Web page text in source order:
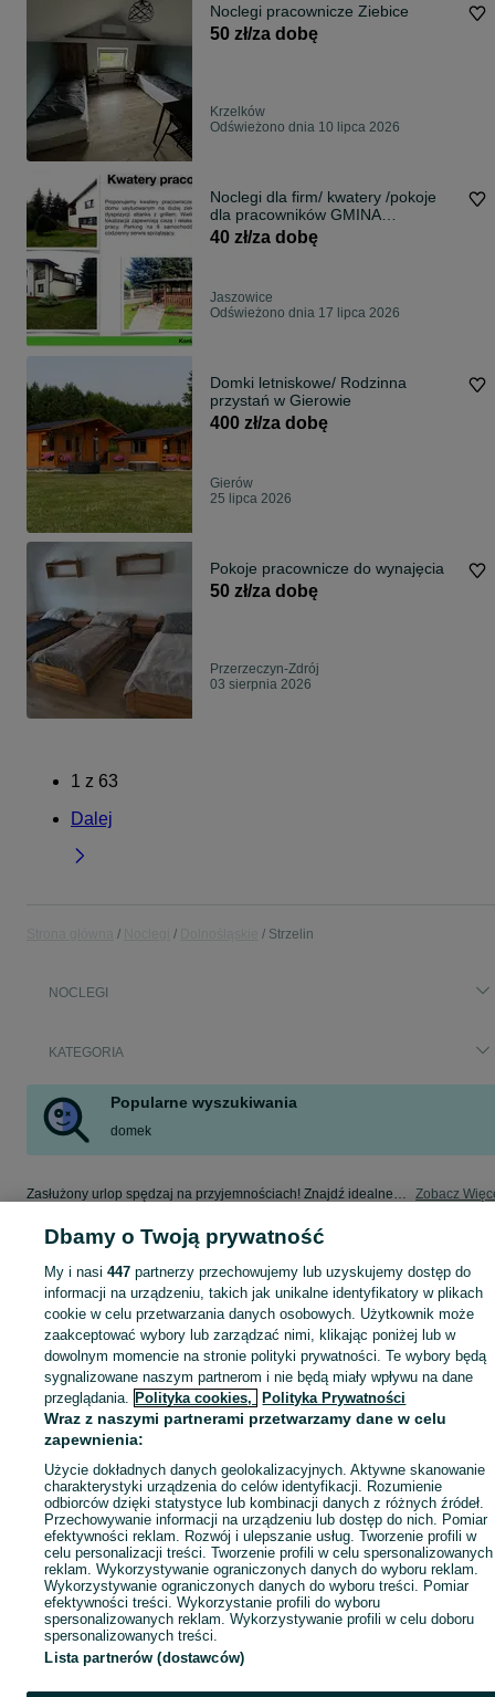
Noclegi pracownicze Ziebice
50 zł/za dobę
Krzelków
Odświeżono dnia 10 lipca 2026
Noclegi dla firm/ kwatery /pokoje
dla pracowników GMINA
KOBIERZYCE
40 zł/za dobę
Jaszowice
Odświeżono dnia 17 lipca 2026
Domki letniskowe/ Rodzinna
przystań w Gierowie
400 zł/za dobę
Gierów
25 lipca 2026
Pokoje pracownicze do wynajęcia
50 zł/za dobę
Przerzeczyn-Zdrój
03 sierpnia 2026
1 z 63
Dalej
Strzelin
NOCLEGI
KATEGORIA
Popularne wyszukiwania
domek
Zasłużony urlop spędzaj na przyjemnościach! Znajdź idealne miejsce na wypoczynek w kategorii Noclegi na OLX - Strzelin i okolice! Zobacz
Mapa kategorii
Mapa miejscowości
Mapa ministron
Popularne wyszukiwania
Dbamy o Twoją prywatność
My i nasi447 partnerzy przechowujemy lub uzyskujemy dostęp do
informacji na urządzeniu, takich jak unikalne identyfikatory w plikach
cookie w celu przetwarzania danych osobowych. Użytkownik może
zaakceptować wybory lub zarządzać nimi, klikając poniżej lub w
dowolnym momencie na stronie polityki prywatności. Te wybory będą
sygnalizowane naszym partnerom i nie będą miały wpływu na dane
przeglądania. Polityka cookies, Polityka Prywatności
Wraz z naszymi partnerami przetwarzamy dane w celu
zapewnienia:
Użycie dokładnych danych geolokalizacyjnych. Aktywne skanowanie
charakterystyki urządzenia do celów identyfikacji. Rozumienie
odbiorców dzięki statystyce lub kombinacji danych z różnych źródeł.
Przechowywanie informacji na urządzeniu lub dostęp do nich. Pomiar
efektywności reklam. Rozwój i ulepszanie usług. Tworzenie profili w
celu personalizacji treści. Tworzenie profili w celu spersonalizowanych
reklam. Wykorzystywanie ograniczonych danych do wyboru reklam.
Wykorzystywanie ograniczonych danych do wyboru treści. Pomiar
efektywności treści. Wykorzystanie profili do wyboru
spersonalizowanych reklam. Wykorzystywanie profili w celu doboru
spersonalizowanych treści.
Lista partnerów (dostawców)